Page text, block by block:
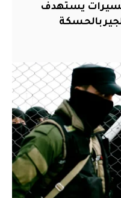
يستهدف
بالحسكة